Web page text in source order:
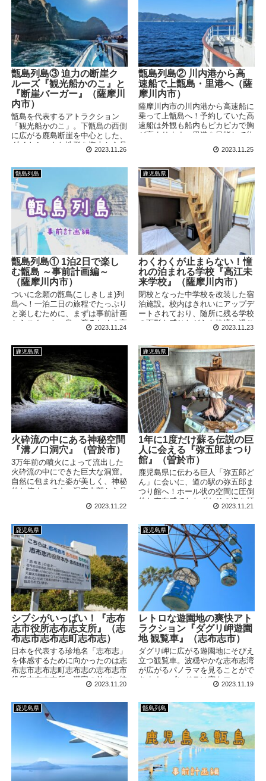
甑島列島③ 迫力の断崖ク
ルーズ『観光船かのこ』と
『断崖バーガー』（薩摩川
内市）
甑島を代表するアトラクション
「観光船かのこ」。下甑島の西側
に広がる鹿島断崖を中心とした、
ダイナミックな地形を海上から見
ることができます。乗船場となる
ルメ「断崖バーガー」もご紹介し
ております。
2023.11.26
甑島列島② 川内港から高
速船で上甑島・里港へ（薩
摩川内市）
薩摩川内市の川内港から高速船に
乗って上甑島へ！予約していた高
速船は外観も船内もピカピカで胸
が高まります。里港を目指して約
2023.11.25
甑島列島
甑島列島① 1泊2日で楽し
む甑島 ～事前計画編～
（薩摩川内市）
ついに念願の甑島(こしきしま)列
島へ！一泊二日の旅程でたっぷり
と楽しむために、まずは事前計画
からスタート。島へ渡るための高
速船 or フェリー、島での宿泊場
と悩みながらプランニングしてい
2023.11.24
鹿児島県
わくわくが止まらない！憧
れの泊まれる学校『高江未
来学校』（薩摩川内市）
閉校となった中学校を改装した宿
泊施設。校内はきれいにアップデ
ートされており、随所に残る学校
の面影を感じながらも快適に過ご
すことができます。お値段もリー
にもおすすめです。
2023.11.23
鹿児島県
火砕流の中にある神秘空間
『溝ノ口洞穴』（曽於市）
3万年前の噴火によって流出した
火砕流の中にできた巨大な洞窟。
自然に包まれた姿が美しく、神秘
的な佇まいです。洞穴内部から見
ではパワースポットとしても人気
2023.11.22
鹿児島県
1年に1度だけ蘇る伝説の巨
人に会える『弥五郎まつり
館』（曽於市）
鹿児島県に伝わる巨人「弥五郎ど
ん」に会いに、道の駅の弥五郎ま
つり館へ！ホール状の空間に圧倒
的な存在感でたたずむその姿を拝
むことができます。この巨人、い
2023.11.21
鹿児島県
シブシがいっぱい！『志布
志市役所志布志支所』（志
布志市志布志町志布志）
日本を代表する珍地名「志布志」
を体感するために向かったのは志
布志市志布志町志布志の志布志市
役所志布志支所。漢字の並びに統
一感があり過ぎて、慣れない人は
なります。そんな志(こころざし)
にあふれる地名を、少しだけ分析
してみました。
2023.11.20
鹿児島県
レトロな遊園地の爽快アト
ラクション『ダグリ岬遊園
地 観覧車』（志布志市）
ダグリ岬に広がる遊園地にそびえ
立つ観覧車。波穏やかな志布志湾
が広がるパノラマを見ることがで
きます。ゴンドラは窓もフェンス
も無い吹き抜けタイプ。吹き抜け
ができる開放感なアトラクション
です。
2023.11.19
鹿児島県 甑島列島